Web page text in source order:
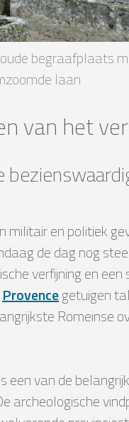
begraafplaats
laan
van het
militair en politiek
de dag nog
verfijning en
Provencegetuigen
Romeinse
een van de
archeologische